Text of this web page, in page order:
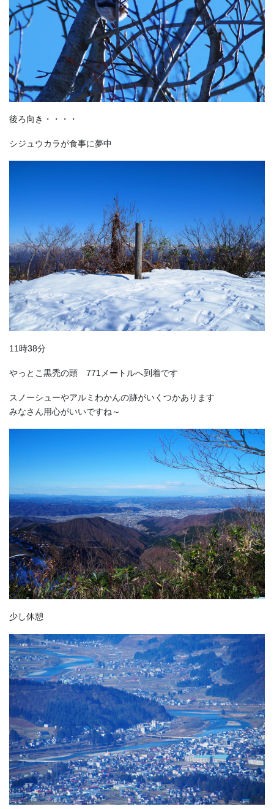
後ろ向き・・・・
シジュウカラが食事に夢中
11時38分
やっとこ黒禿の頭 771メートルへ到着です
スノーシューやアルミわかんの跡がいくつかあります
みなさん用心がいいですね～
少し休憩